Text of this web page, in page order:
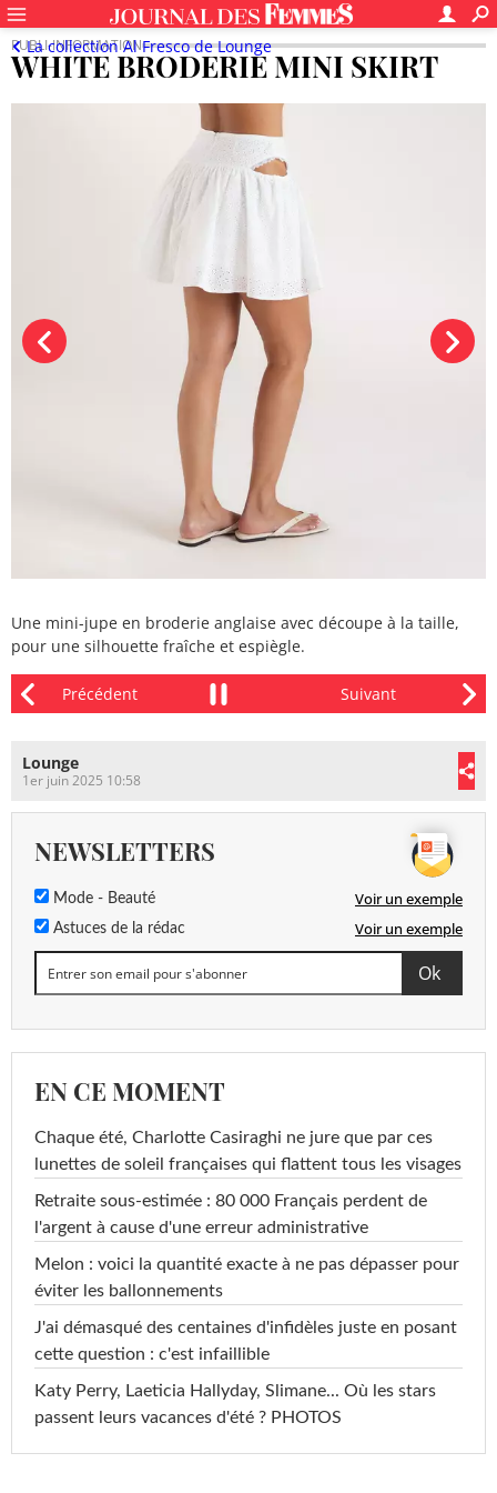
WHITE BRODERIE MINI SKIRT
La collection Al Fresco de Lounge
Une mini-jupe en broderie anglaise avec découpe à la taille,
pour une silhouette fraîche et espiègle.
Lounge
1er juin 2025 10:58
NEWSLETTERS
Mode - Beauté Voir un exemple
Astuces de la rédac Voir un exemple
EN CE MOMENT
Chaque été, Charlotte Casiraghi ne jure que par ces
lunettes de soleil françaises qui flattent tous les visages
Retraite sous-estimée : 80 000 Français perdent de
l'argent à cause d'une erreur administrative
Melon : voici la quantité exacte à ne pas dépasser pour
éviter les ballonnements
J'ai démasqué des centaines d'infidèles juste en posant
cette question : c'est infaillible
Katy Perry, Laeticia Hallyday, Slimane... Où les stars
passent leurs vacances d'été ? PHOTOS